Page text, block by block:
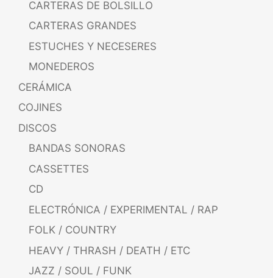
CARTERAS DE BOLSILLO
CARTERAS GRANDES
ESTUCHES Y NECESERES
MONEDEROS
CERÁMICA
COJINES
DISCOS
BANDAS SONORAS
CASSETTES
CD
ELECTRÓNICA / EXPERIMENTAL / RAP
FOLK / COUNTRY
HEAVY / THRASH / DEATH / ETC
JAZZ / SOUL / FUNK